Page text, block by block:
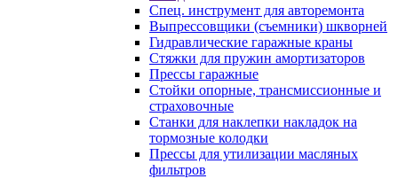
Спец. инструмент для авторемонта
Выпрессовщики (съемники) шкворней
Гидравлические гаражные краны
Стяжки для пружин амортизаторов
Прессы гаражные
Стойки опорные, трансмиссионные и
страховочные
Станки для наклепки накладок на
тормозные колодки
Прессы для утилизации масляных
фильтров